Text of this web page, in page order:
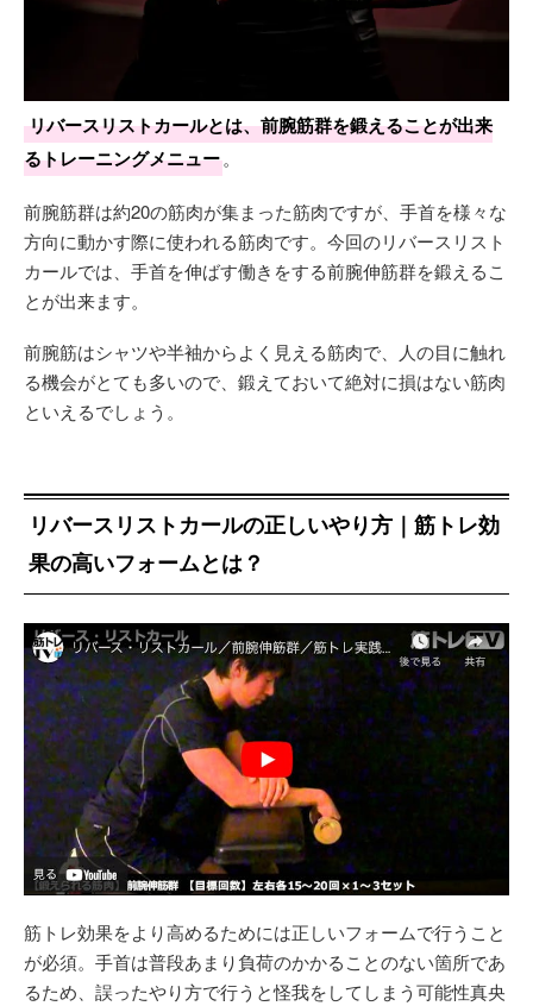
リバースリストカールとは、前腕筋群を鍛えることが出来
るトレーニングメニュー。
前腕筋群は約20の筋肉が集まった筋肉ですが、手首を様々な
方向に動かす際に使われる筋肉です。今回のリバースリスト
カールでは、手首を伸ばす働きをする前腕伸筋群を鍛えるこ
とが出来ます。
前腕筋はシャツや半袖からよく見える筋肉で、人の目に触れ
る機会がとても多いので、鍛えておいて絶対に損はない筋肉
といえるでしょう。
リバースリストカールの正しいやり方｜筋トレ効
果の高いフォームとは？
筋トレ効果をより高めるためには正しいフォームで行うこと
が必須。手首は普段あまり負荷のかかることのない箇所であ
るため、誤ったやり方で行うと怪我をしてしまう可能性真央